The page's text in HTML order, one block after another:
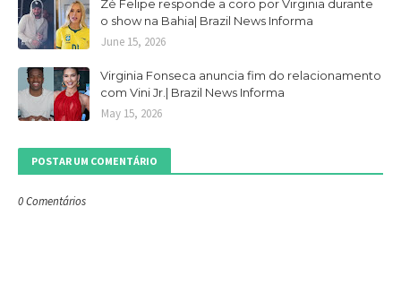
Zé Felipe responde a coro por Virginia durante
o show na Bahia| Brazil News Informa
June 15, 2026
Virginia Fonseca anuncia fim do relacionamento
com Vini Jr.| Brazil News Informa
May 15, 2026
POSTAR UM COMENTÁRIO
0 Comentários